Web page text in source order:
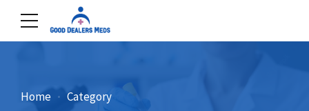
Home Category